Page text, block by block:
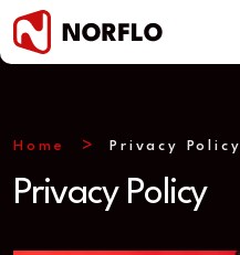
Home Privacy Policy
Privacy Policy